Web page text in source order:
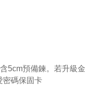
5cm預備鍊。若升級
密碼保固卡